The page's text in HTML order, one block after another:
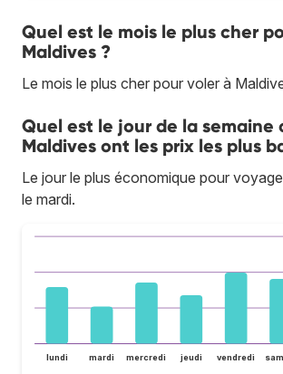
Quel est le mois le plus cher
Maldives ?
Le mois le plus cher pour voler à
Quel est le jour de la semaine
Maldives ont les prix les plus
Le jour le plus économique pour
le mardi.
lundi mardi mercredi jeudi vendredi